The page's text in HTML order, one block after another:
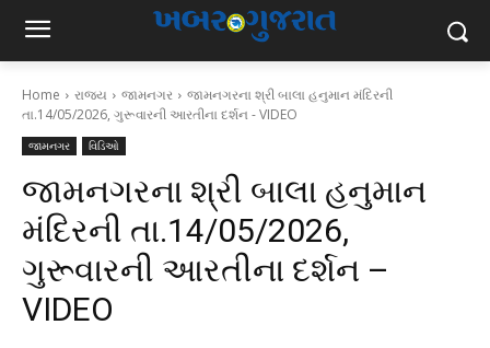
Home રાજ્ય જામનગર
જામનગરના શ્રી બાલા હનુમાન મંદિરની
તા.14/05/2026, ગુરૂવારની આરતીના દર્શન - VIDEO
જામનગર વિડિઓ
જામનગરના શ્રી બાલા હનુમાન
મંદિરની તા.14/05/2026,
ગુરૂવારની આરતીના દર્શન –
VIDEO